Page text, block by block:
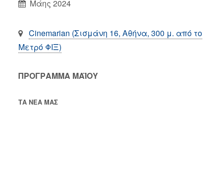
Μάης 2024
Cinemarian (Σισμάνη 16, Αθήνα, 300 μ. από το
Μετρό ΦΙΞ)
ΠΡΟΓΡΑΜΜΑ ΜΑΪΟΥ
ΤΑ ΝΕΑ ΜΑΣ